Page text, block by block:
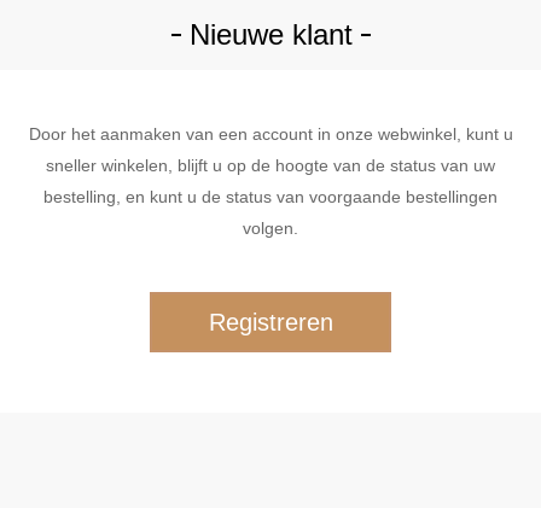
Nieuwe klant
Door het aanmaken van een account in onze webwinkel, kunt u
sneller winkelen, blijft u op de hoogte van de status van uw
bestelling, en kunt u de status van voorgaande bestellingen
volgen.